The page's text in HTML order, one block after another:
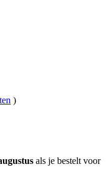
)
als je bestelt voor